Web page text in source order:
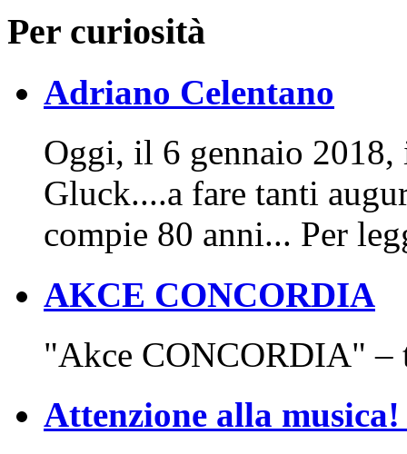
Per curiosità
Adriano Celentano
Oggi, il 6 gennaio
Gluck....a fare tanti
compie 80 anni... Per
AKCE CONCORDIA
"Akce CONCORDIA" –
Attenzione alla